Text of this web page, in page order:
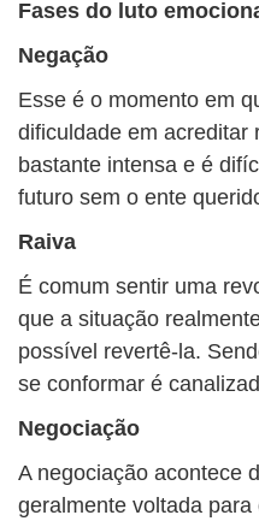
Fases do luto
Negação
Esse é o momento em
dificuldade em acreditar
bastante intensa e é
futuro sem o ente
Raiva
É comum sentir uma
que a situação
possível revertê-la.
se conformar é
Negociação
A negociação acontece
geralmente voltada